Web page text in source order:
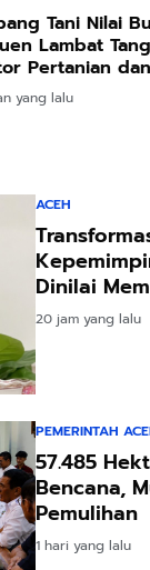
Tani Nilai
Lambat
Pertanian dan
yang lalu
ACEH
Dinilai
20 jam yang lalu
PEMERINTAH
57.485
Bencana,
Pemulihan
1 hari yang lalu